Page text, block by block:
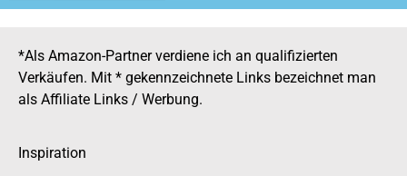
*Als Amazon-Partner verdiene ich an qualifizierten
Verkäufen. Mit * gekennzeichnete Links bezeichnet man
als Affiliate Links / Werbung.
Inspiration